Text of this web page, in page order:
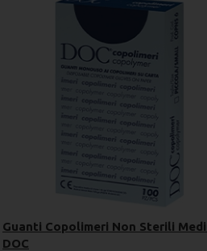
Guanti Copolimeri Non Sterili
DOC